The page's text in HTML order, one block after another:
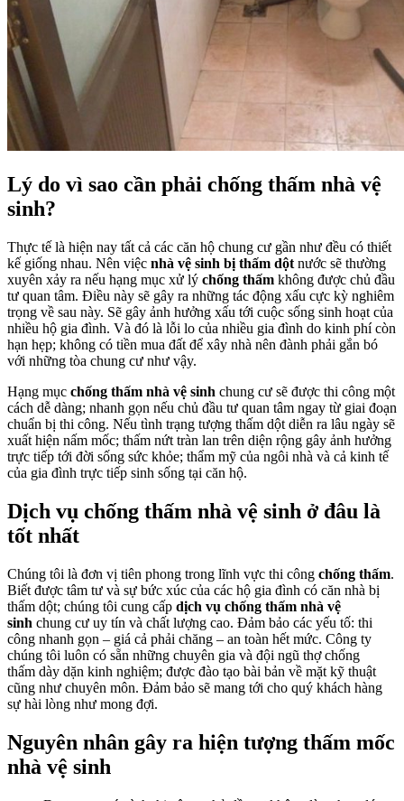
Lý do vì sao cần phải chống thấm nhà vệ
sinh?
Thực tế là hiện nay tất cả các căn hộ chung cư gần như đều có thiết
kế giống nhau. Nên việc nhà vệ sinh bị thấm dột nước sẽ thường
xuyên xảy ra nếu hạng mục xử lý chống thấm không được chủ đầu
tư quan tâm. Điều này sẽ gây ra những tác động xấu cực kỳ nghiêm
trọng về sau này. Sẽ gây ảnh hưởng xấu tới cuộc sống sinh hoạt của
nhiều hộ gia đình. Và đó là lỗi lo của nhiều gia đình do kinh phí còn
hạn hẹp; không có tiền mua đất để xây nhà nên đành phải gắn bó
với những tòa chung cư như vậy.
Hạng mục chống thấm nhà vệ sinh chung cư sẽ được thi công một
cách dễ dàng; nhanh gọn nếu chủ đầu tư quan tâm ngay từ giai đoạn
chuẩn bị thi công. Nếu tình trạng tượng thấm dột diễn ra lâu ngày sẽ
xuất hiện nấm mốc; thấm nứt tràn lan trên diện rộng gây ảnh hưởng
trực tiếp tới đời sống sức khỏe; thẩm mỹ của ngôi nhà và cả kinh tế
của gia đình trực tiếp sinh sống tại căn hộ.
Dịch vụ chống thấm nhà vệ sinh ở đâu là
tốt nhất
Chúng tôi là đơn vị tiên phong trong lĩnh vực thi công chống thấm.
Biết được tâm tư và sự bức xúc của các hộ gia đình có căn nhà bị
thấm dột; chúng tôi cung cấp dịch vụ chống thấm nhà vệ
sinh chung cư uy tín và chất lượng cao. Đảm bảo các yếu tố: thi
công nhanh gọn – giá cả phải chăng – an toàn hết mức. Công ty
chúng tôi luôn có sẵn những chuyên gia và đội ngũ thợ chống
thấm dày dặn kinh nghiệm; được đào tạo bài bản về mặt kỹ thuật
cũng như chuyên môn. Đảm bảo sẽ mang tới cho quý khách hàng
sự hài lòng như mong đợi.
Nguyên nhân gây ra hiện tượng thấm mốc
nhà vệ sinh